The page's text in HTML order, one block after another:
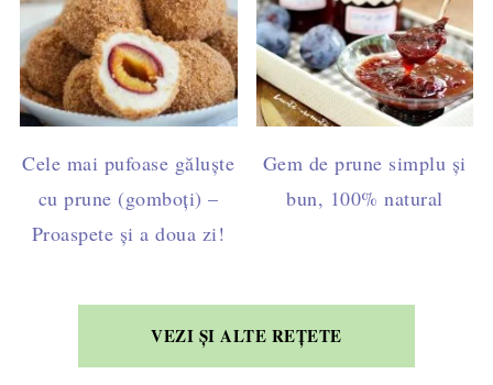
Cele mai pufoase găluște
cu prune (gomboți) –
Proaspete și a doua zi!
Gem de prune simplu și
bun, 100% natural
VEZI ȘI ALTE REȚETE